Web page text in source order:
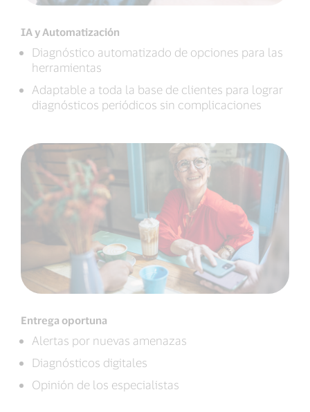
IA y Automatización
Diagnóstico automatizado de opciones para las
herramientas
Adaptable a toda la base de clientes para lograr
diagnósticos periódicos sin complicaciones
Entrega oportuna
Alertas por nuevas amenazas
Diagnósticos digitales
Opinión de los especialistas